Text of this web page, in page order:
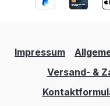
Impressum
Versand- &